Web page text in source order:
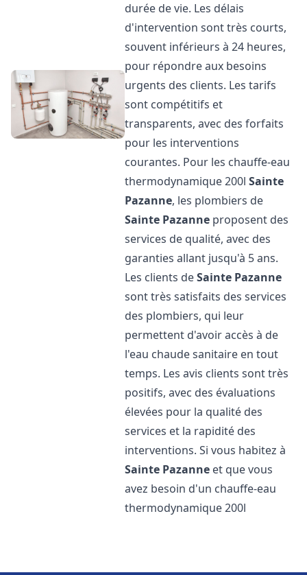
durée de vie. Les délais
d'intervention sont très courts,
souvent inférieurs à 24 heures,
pour répondre aux besoins
urgents des clients. Les tarifs
sont compétitifs et
transparents, avec des forfaits
pour les interventions
courantes. Pour les chauffe-eau
thermodynamique 200lSainte
Pazanne, les plombiers de
Sainte Pazanne proposent des
services de qualité, avec des
garanties allant jusqu'à 5 ans.
Les clients deSainte Pazanne
sont très satisfaits des services
des plombiers, qui leur
permettent d'avoir accès à de
l'eau chaude sanitaire en tout
temps. Les avis clients sont très
positifs, avec des évaluations
élevées pour la qualité des
services et la rapidité des
interventions. Si vous habitez à
Sainte Pazanne et que vous
avez besoin d'un chauffe-eau
thermodynamique 200l